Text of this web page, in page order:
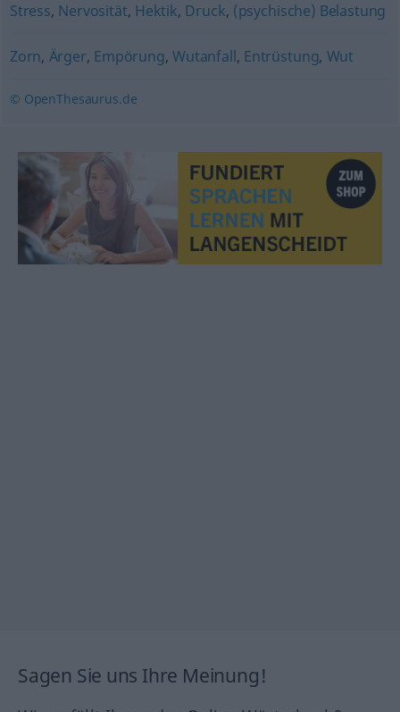
Stress, Nervosität, Hektik, Druck, (psychische) Belastung
Zorn, Ärger, Empörung,Wutanfall, Entrüstung, Wut
© OpenThesaurus.de
Sagen Sie uns Ihre Meinung!